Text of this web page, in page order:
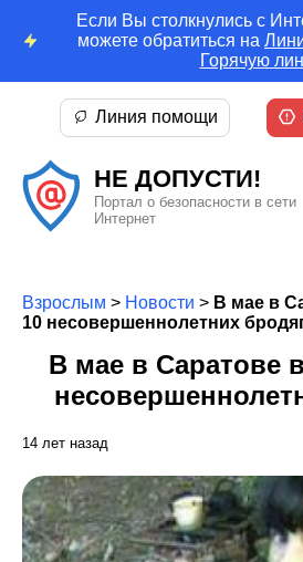
Если Вы столкнулись с
можете обратиться на
Горячую
НЕ ДОПУСТИ!
Портал о безопасности в сети
Интернет
Линия помощи
Взрослым > Новости > В мае в
10 несовершеннолетних
В мае в Саратове
14 лет назад